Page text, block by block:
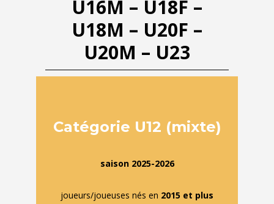
U16M – U18F –
U18M – U20F –
U20M – U23
Catégorie U12 (mixte)
saison 2025-2026
joueurs/joueuses nés en 2015 et plus